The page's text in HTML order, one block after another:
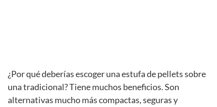
¿Por qué deberías escoger una estufa de pellets sobre
una tradicional? Tiene muchos beneficios. Son
alternativas mucho más compactas, seguras y